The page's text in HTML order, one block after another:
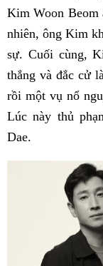
Kim Woon Beom
nhiên, ông Kim
sự. Cuối cùng,
thắng và đắc cử
rồi một vụ nổ
Lúc này thủ
Dae.